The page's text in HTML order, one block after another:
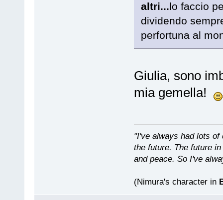
altri...lo faccio
dividendo
perfortuna al
Giulia, sono
mia gemella!
"I've always had lots of
the future. The future
and peace. So I've
(Nimura's character in